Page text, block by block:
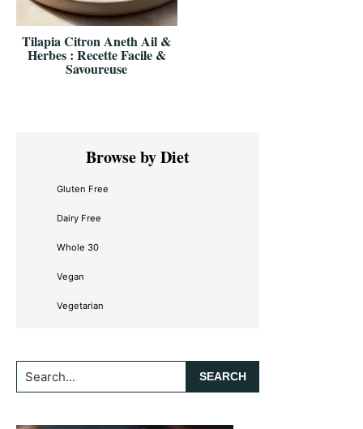
Tilapia Citron Aneth Ail &
Herbes : Recette Facile &
Savoureuse
Primary
SidebarBrowse by Diet
Gluten Free
Dairy Free
Whole 30
Vegan
Vegetarian
Search...